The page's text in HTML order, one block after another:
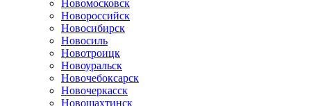
Новомосковск
Новороссийск
Новосибирск
Новосиль
Новотроицк
Новоуральск
Новочебоксарск
Новочеркасск
Новошахтинск